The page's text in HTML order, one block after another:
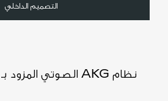
التصميم الداخلي
نظام AKG الصوتي المزود بـ 36 مكبر صوت